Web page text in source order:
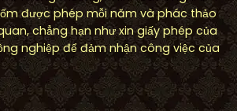
được phép mỗi năm và phác thảo
chẳng hạn như xin giấy phép của
nghiệp để đảm nhận công việc của